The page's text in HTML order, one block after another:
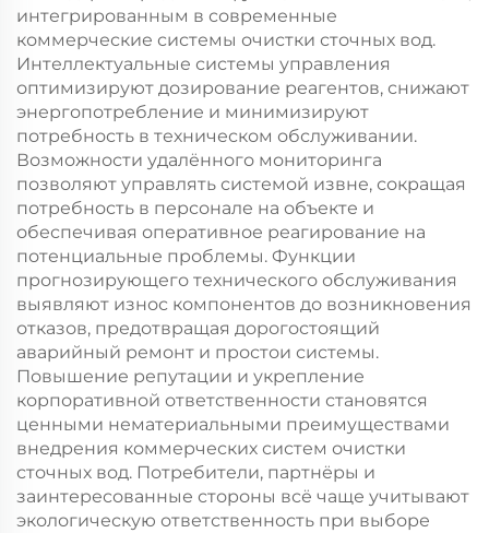
интегрированным в современные
коммерческие системы очистки сточных вод.
Интеллектуальные системы управления
оптимизируют дозирование реагентов, снижают
энергопотребление и минимизируют
потребность в техническом обслуживании.
Возможности удалённого мониторинга
позволяют управлять системой извне, сокращая
потребность в персонале на объекте и
обеспечивая оперативное реагирование на
потенциальные проблемы. Функции
прогнозирующего технического обслуживания
выявляют износ компонентов до возникновения
отказов, предотвращая дорогостоящий
аварийный ремонт и простои системы.
Повышение репутации и укрепление
корпоративной ответственности становятся
ценными нематериальными преимуществами
внедрения коммерческих систем очистки
сточных вод. Потребители, партнёры и
заинтересованные стороны всё чаще учитывают
экологическую ответственность при выборе